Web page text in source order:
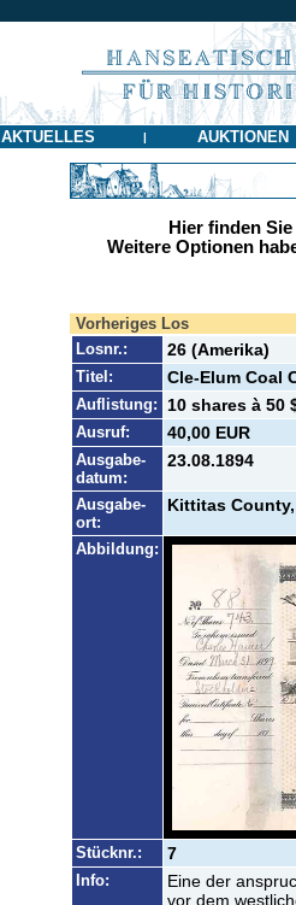
AKTUELLES | AUKTIONEN
Hier finden
Weitere Optionen
Vorheriges Los
Losnr.:
26 (Amerika)
Titel: Cle-Elum Coal
Auflistung: 10 shares à 50
Ausruf: 40,00 EUR
Ausgabe-
datum:
23.08.1894
Ausgabe-
ort:
Kittitas County,
Abbildung:
Stücknr.: 7
Info:
Eine der
vor dem